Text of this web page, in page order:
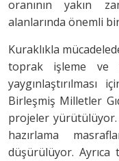
oranının yakın
alanlarında önemli
Kuraklıkla
toprak işleme ve
Birleşmiş Milletler
projeler
hazırlama
düşürülüyor. Ayrıca